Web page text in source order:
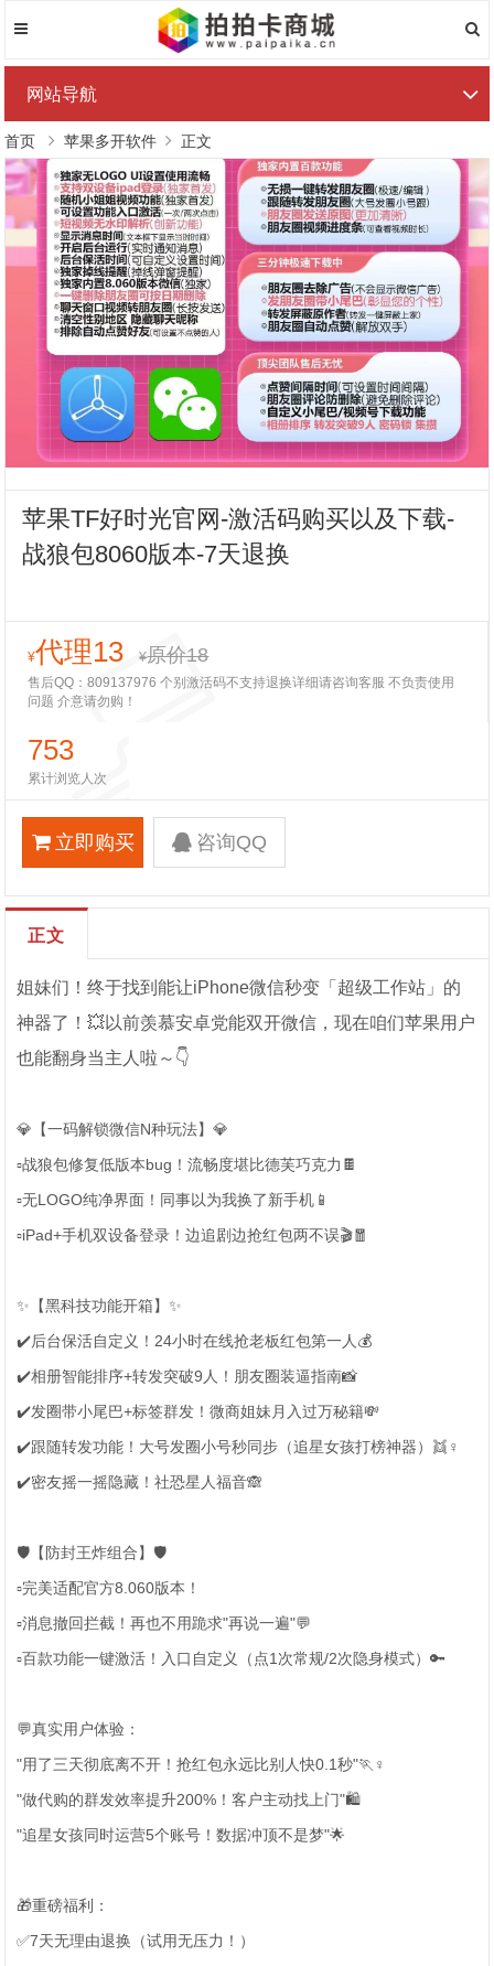
网站导航
首页 苹果多开软件 正文
苹果TF好时光官网-激活码购买以及下载-
战狼包8060版本-7天退换
¥代理13 ¥原价18
售后QQ：809137976 个别激活码不支持退换详细请咨询客服 不负责使用
问题 介意请勿购！
753
累计浏览人次
立即购买 咨询QQ
正文
姐妹们！终于找到能让iPhone微信秒变「超级工作站」的
神器了！💥以前羡慕安卓党能双开微信，现在咱们苹果用户
也能翻身当主人啦～👇
💎【一码解锁微信N种玩法】💎
▫️战狼包修复低版本bug！流畅度堪比德芙巧克力🍫
▫️无LOGO纯净界面！同事以为我换了新手机📱
▫️iPad+手机双设备登录！边追剧边抢红包两不误🎬🧧
✨【黑科技功能开箱】✨
✔️后台保活自定义！24小时在线抢老板红包第一人💰
✔️相册智能排序+转发突破9人！朋友圈装逼指南📸
✔️发圈带小尾巴+标签群发！微商姐妹月入过万秘籍💸
✔️跟随转发功能！大号发圈小号秒同步（追星女孩打榜神器）👯♀️
✔️密友摇一摇隐藏！社恐星人福音🙈
🛡️【防封王炸组合】🛡️
▫️完美适配官方8.060版本！
▫️消息撤回拦截！再也不用跪求"再说一遍"💬
▫️百款功能一键激活！入口自定义（点1次常规/2次隐身模式）🔑
💬真实用户体验：
"用了三天彻底离不开！抢红包永远比别人快0.1秒"🏃♀️
"做代购的群发效率提升200%！客户主动找上门"🛍️
"追星女孩同时运营5个账号！数据冲顶不是梦"🌟
🎁重磅福利：
✅7天无理由退换（试用无压力！）